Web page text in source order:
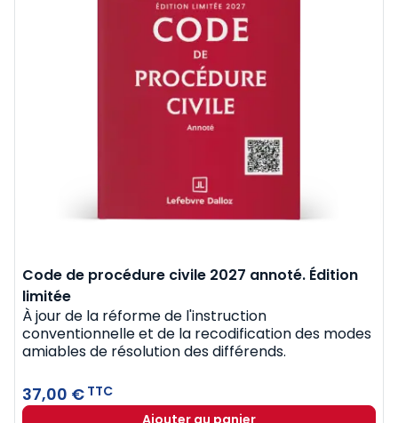
Code de procédure civile 2027 annoté. Édition
limitée
À jour de la réforme de l'instruction
conventionnelle et de la recodification des modes
amiables de résolution des différends.
37,00 € TTC